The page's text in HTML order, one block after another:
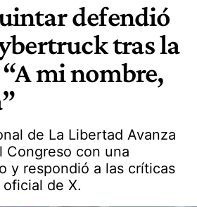
defendió
tras la
mi nombre,
de La Libertad Avanza
Congreso con una
y respondió a las críticas
de X.